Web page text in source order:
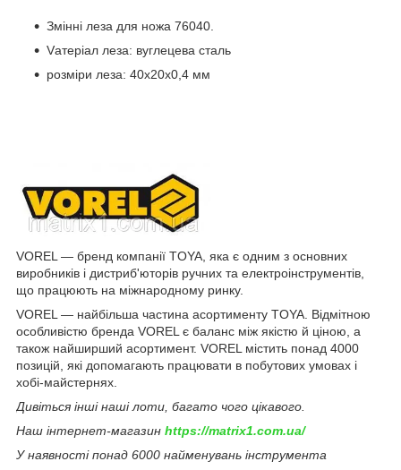
Змінні леза для ножа 76040.
Vатеріал леза: вуглецева сталь
розміри леза: 40x20x0,4 мм
VOREL — бренд компанії TOYA, яка є одним з основних
виробників і дистриб'юторів ручних та електроінструментів,
що працюють на міжнародному ринку.
VOREL — найбільша частина асортименту TOYA. Відмітною
особливістю бренда VOREL є баланс між якістю й ціною, а
також найширший асортимент. VOREL містить понад 4000
позицій, які допомагають працювати в побутових умовах і
хобі-майстернях.
Дивіться інші наші лоти, багато чого цікавого.
Наш інтернет-магазин https://matrix1.com.ua/
У наявності понад 6000 найменувань інструмента